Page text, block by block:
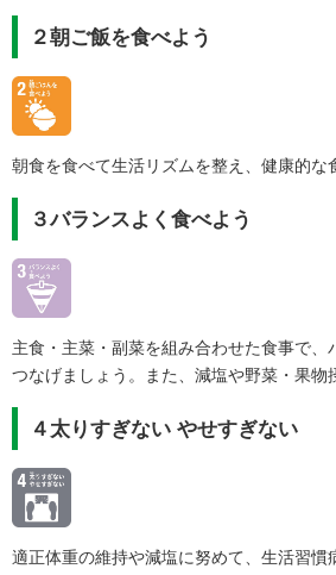
２朝ご飯を食べよう
朝食を食べて生活リズムを整え、健康的な
３バランスよく食べよう
主食・主菜・副菜を組み合わせた食事で、
つなげましょう。また、減塩や野菜・果物
４太りすぎない やせすぎない
適正体重の維持や減塩に努めて、生活習慣